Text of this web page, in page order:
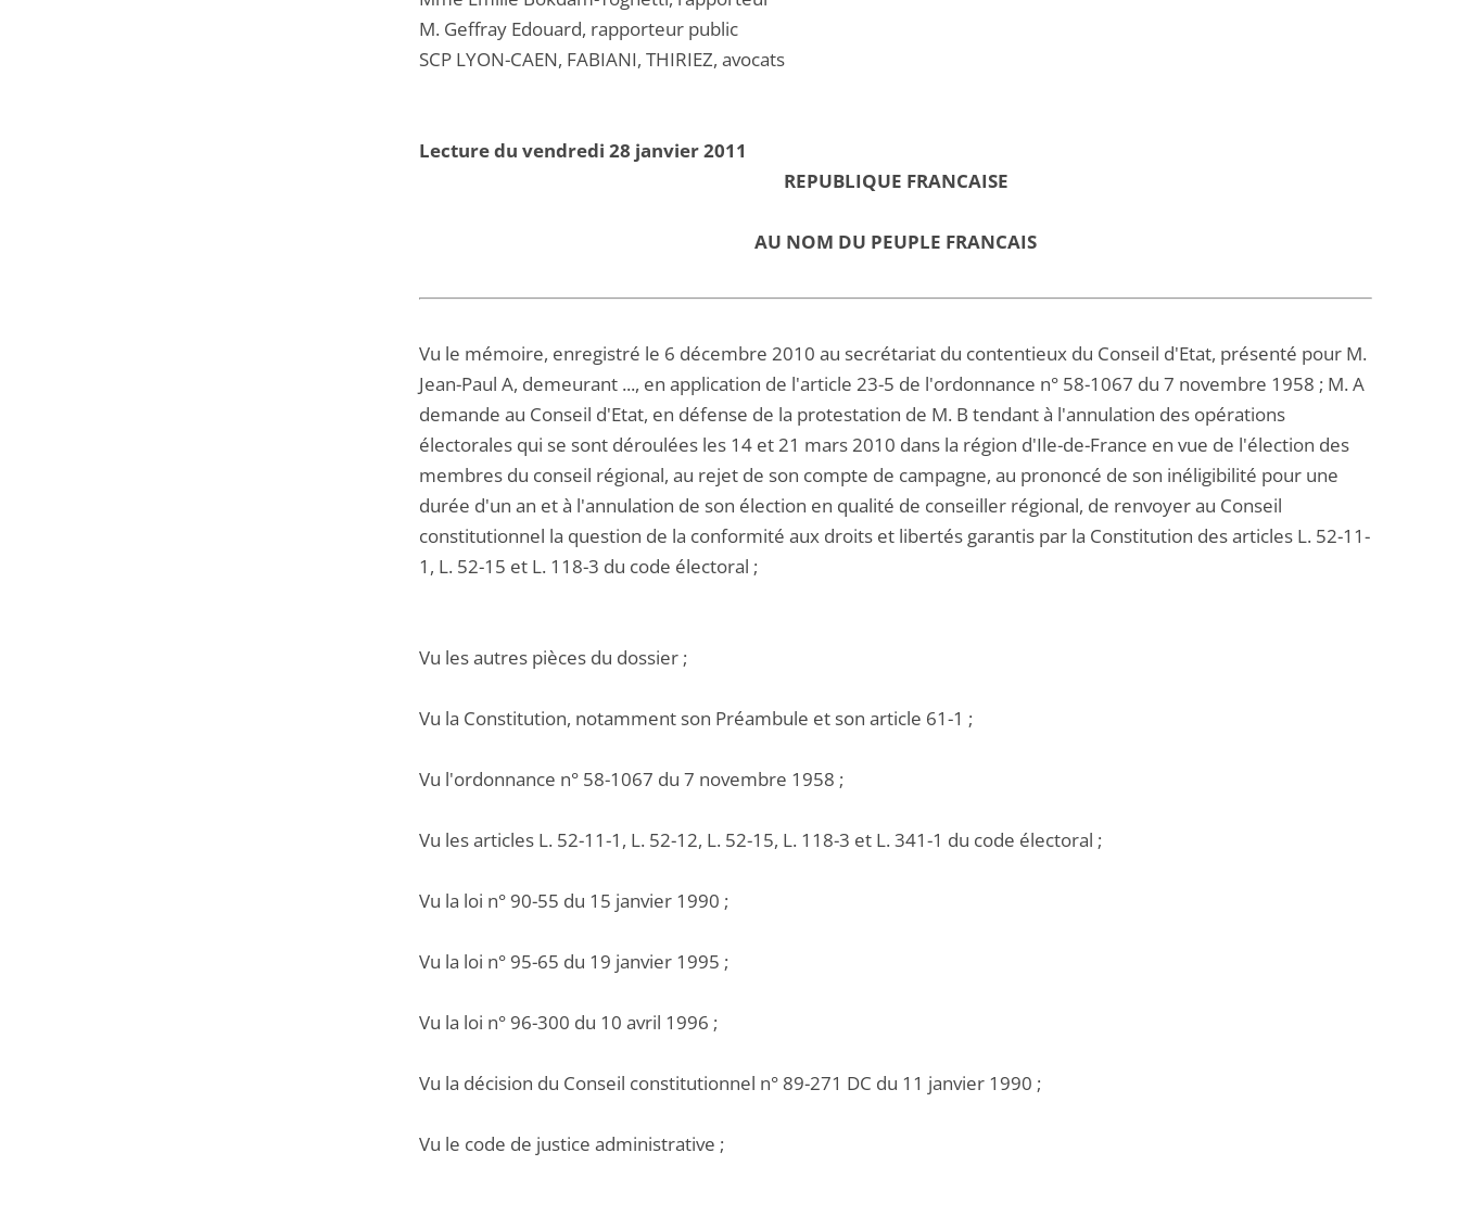
M. Geffray Edouard, rapporteur public
SCP LYON-CAEN, FABIANI, THIRIEZ, avocats
Lecture du vendredi 28 janvier 2011
REPUBLIQUE FRANCAISE
AU NOM DU PEUPLE FRANCAIS
Vu le mémoire, enregistré le 6 décembre 2010 au secrétariat du contentieux du Conseil d'Etat, présenté pour M.
Jean-Paul A, demeurant ..., en application de l'article 23-5 de l'ordonnance n° 58-1067 du 7 novembre 1958 ; M. A
demande au Conseil d'Etat, en défense de la protestation de M. B tendant à l'annulation des opérations
électorales qui se sont déroulées les 14 et 21 mars 2010 dans la région d'Ile-de-France en vue de l'élection des
membres du conseil régional, au rejet de son compte de campagne, au prononcé de son inéligibilité pour une
durée d'un an et à l'annulation de son élection en qualité de conseiller régional, de renvoyer au Conseil
constitutionnel la question de la conformité aux droits et libertés garantis par la Constitution des articles L. 52-11-
1, L. 52-15 et L. 118-3 du code électoral ;
Vu les autres pièces du dossier ;
Vu la Constitution, notamment son Préambule et son article 61-1 ;
Vu l'ordonnance n° 58-1067 du 7 novembre 1958 ;
Vu les articles L. 52-11-1, L. 52-12, L. 52-15, L. 118-3 et L. 341-1 du code électoral ;
Vu la loi n° 90-55 du 15 janvier 1990 ;
Vu la loi n° 95-65 du 19 janvier 1995 ;
Vu la loi n° 96-300 du 10 avril 1996 ;
Vu la décision du Conseil constitutionnel n° 89-271 DC du 11 janvier 1990 ;
Vu le code de justice administrative ;